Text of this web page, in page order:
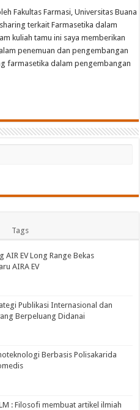
Fakultas Farmasi, Universitas Buana
terkait Farmasetika dalam
kuliah tamu ini saya memberikan
penemuan dan pengembangan
farmasetika dalam pengembangan
Tags
AIR EV Long Range Bekas
AIRA EV
Publikasi Internasional dan
Berpeluang Didanai
Berbasis Polisakarida
: Filosofi membuat artikel ilmiah